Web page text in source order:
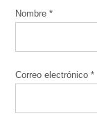
Nombre*
Correo electrónico*